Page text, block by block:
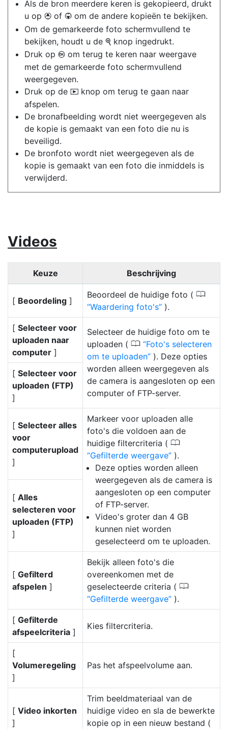
Als de bron meerdere keren is gekopieerd, drukt
u op 1 of 3 om de andere kopieën te bekijken.
Om de gemarkeerde foto schermvullend te
bekijken, houdt u de X knop ingedrukt.
Druk op J om terug te keren naar weergave
met de gemarkeerde foto schermvullend
weergegeven.
Druk op de K knop om terug te gaan naar
afspelen.
De bronafbeelding wordt niet weergegeven als
de kopie is gemaakt van een foto die nu is
beveiligd.
De bronfoto wordt niet weergegeven als de
kopie is gemaakt van een foto die inmiddels is
verwijderd.
Videos
Keuze Beschrijving
[ Beoordeling ]
Beoordeel de huidige foto ( 0
Waardering foto's ).
[ Selecteer voor
uploaden naar
computer ]
Selecteer de huidige foto om te
uploaden ( 0 Foto's selecteren
om te uploaden ). Deze opties
worden alleen weergegeven als
de camera is aangesloten op een
computer of FTP-server.
[ Selecteer voor
uploaden (FTP)
]
[ Selecteer alles
voor
computerupload
]
Markeer voor uploaden alle
foto's die voldoen aan de
huidige filtercriteria ( 0
Gefilterde weergave ).
Deze opties worden alleen
weergegeven als de camera is
aangesloten op een computer
of FTP-server.
Video's groter dan 4 GB
kunnen niet worden
geselecteerd om te uploaden.
[ Alles
selecteren voor
uploaden (FTP)
]
[ Gefilterd
afspelen ]
Bekijk alleen foto's die
overeenkomen met de
geselecteerde criteria ( 0
Gefilterde weergave ).
[ Gefilterde
afspeelcriteria ]
Kies filtercriteria.
[
Volumeregeling
]
Pas het afspeelvolume aan.
[ Video inkorten
]
Trim beeldmateriaal van de
huidige video en sla de bewerkte
kopie op in een nieuw bestand (